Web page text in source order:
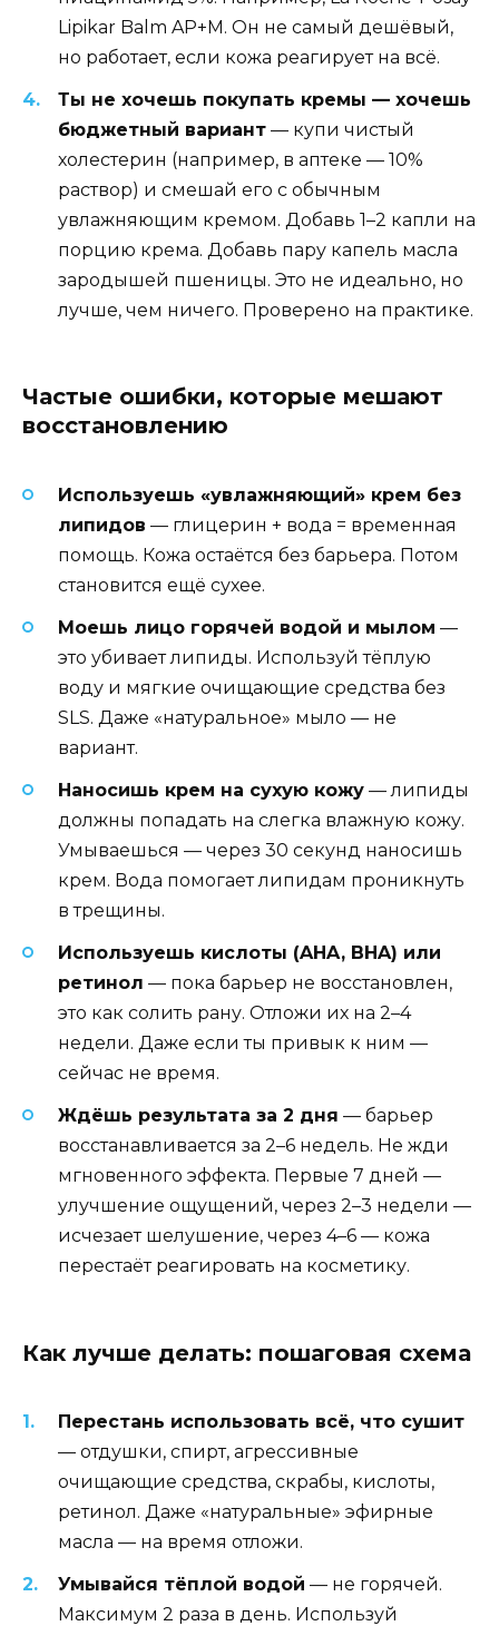
Lipikar Balm AP+M. Он не самый дешёвый,
но работает, если кожа реагирует на всё.
Ты не хочешь покупать кремы — хочешь
бюджетный вариант — купи чистый
холестерин (например, в аптеке — 10%
раствор) и смешай его с обычным
увлажняющим кремом. Добавь 1–2 капли на
порцию крема. Добавь пару капель масла
зародышей пшеницы. Это не идеально, но
лучше, чем ничего. Проверено на практике.
Частые ошибки, которые мешают
восстановлению
Используешь «увлажняющий» крем без
липидов — глицерин + вода = временная
помощь. Кожа остаётся без барьера. Потом
становится ещё сухее.
Моешь лицо горячей водой и мылом —
это убивает липиды. Используй тёплую
воду и мягкие очищающие средства без
SLS. Даже «натуральное» мыло — не
вариант.
Наносишь крем на сухую кожу — липиды
должны попадать на слегка влажную кожу.
Умываешься — через 30 секунд наносишь
крем. Вода помогает липидам проникнуть
в трещины.
Используешь кислоты (AHA, BHA) или
ретинол — пока барьер не восстановлен,
это как солить рану. Отложи их на 2–4
недели. Даже если ты привык к ним —
сейчас не время.
Ждёшь результата за 2 дня — барьер
восстанавливается за 2–6 недель. Не жди
мгновенного эффекта. Первые 7 дней —
улучшение ощущений, через 2–3 недели —
исчезает шелушение, через 4–6 — кожа
перестаёт реагировать на косметику.
Как лучше делать: пошаговая схема
Перестань использовать всё, что сушит
— отдушки, спирт, агрессивные
очищающие средства, скрабы, кислоты,
ретинол. Даже «натуральные» эфирные
масла — на время отложи.
Умывайся тёплой водой — не горячей.
Максимум 2 раза в день. Используй